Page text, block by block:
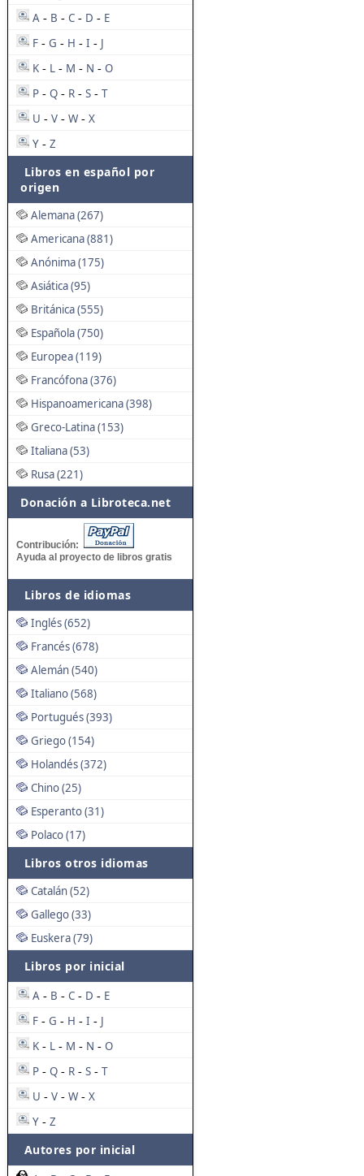
A - B - C - D - E
F - G - H - I - J
K - L - M - N - O
P - Q - R - S - T
U - V - W - X
Y - Z
Libros en español por
origen
Alemana (267)
Americana (881)
Anónima (175)
Asiática (95)
Británica (555)
Española (750)
Europea (119)
Francófona (376)
Hispanoamericana (398)
Greco-Latina (153)
Italiana (53)
Rusa (221)
Donación a Libroteca.net
Contribución:
Ayuda al proyecto de libros gratis
Libros de idiomas
Inglés (652)
Francés (678)
Alemán (540)
Italiano (568)
Portugués (393)
Griego (154)
Holandés (372)
Chino (25)
Esperanto (31)
Polaco (17)
Libros otros idiomas
Catalán (52)
Gallego (33)
Euskera (79)
Libros por inicial
A - B - C - D - E
F - G - H - I - J
K - L - M - N - O
P - Q - R - S - T
U - V - W - X
Y - Z
Autores por inicial